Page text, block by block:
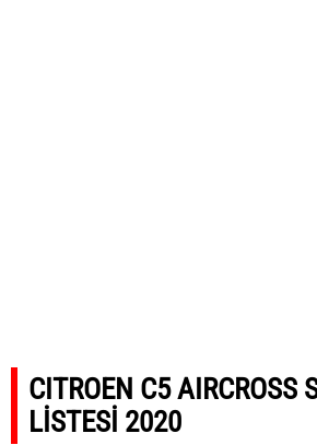
CITROEN C5 AIRCROSS
LİSTESİ 2020